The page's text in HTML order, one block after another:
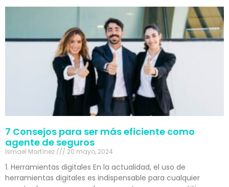
7 Consejos para ser más eficiente como
agente de seguros
Ismael Martínez 20 mayo, 2024
1. Herramientas digitales En la actualidad, el uso de
herramientas digitales es indispensable para cualquier